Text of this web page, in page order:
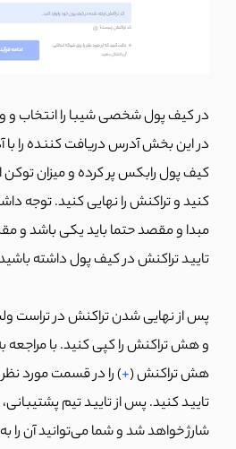
در این بخش آدرس دریافت کننده را
کیف پول رابکس پر کرده و میزان
کنید و تراکنش را نهایی کنید. توجه
مبدا و مقصد حتما باید یکی باشد و
تایید تراکنش در کیف پول داشته
پس از نهایی شدن تراکنش در تراست
و هش تراکنش را کپی کنید. با مراجعه
هش تراکنش (+) را در قسمت مورد نظر
تایید کنید. پس از تایید تیم
شارژ خواهد شد و شما می‌توانید آن را